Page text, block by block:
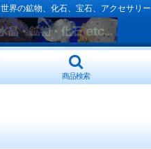
世界の鉱物、化石、宝石、アクセサリー
商品検索